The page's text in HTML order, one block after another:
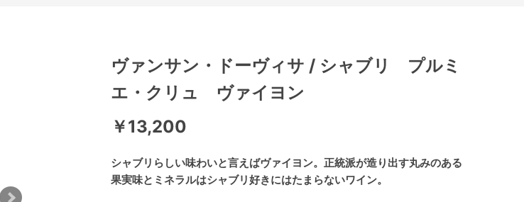
シャブリらしい味わいと言えばヴァイヨン。正統派が造り出す丸みのある
果実味とミネラルはシャブリ好きにはたまらないワイン。
ヴァンサン・ドーヴィサ / シャブリ プルミ
エ・クリュ ヴァイヨン
￥13,200